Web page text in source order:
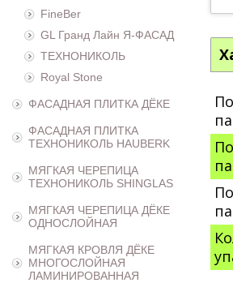
FineBer
GL Гранд Лайн Я-ФАСАД
ТЕХНОНИКОЛЬ
Royal Stone
ФАСАДНАЯ ПЛИТКА ДЁКЕ
ФАСАДНАЯ ПЛИТКА
ТЕХНОНИКОЛЬ HAUBERK
МЯГКАЯ ЧЕРЕПИЦА
ТЕХНОНИКОЛЬ SHINGLAS
МЯГКАЯ ЧЕРЕПИЦА ДЁКЕ
ОДНОСЛОЙНАЯ
МЯГКАЯ КРОВЛЯ ДЁКЕ
МНОГОСЛОЙНАЯ
ЛАМИНИРОВАННАЯ